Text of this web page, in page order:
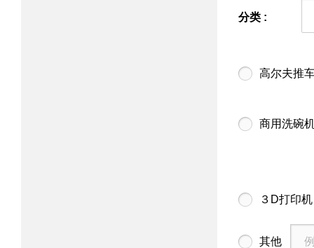
分类 :
高尔夫推
商用洗碗
３D打印机
其他